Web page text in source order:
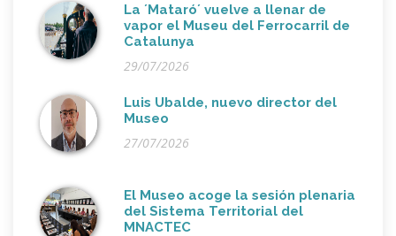
La ´Mataró´ vuelve a llenar de
vapor el Museu del Ferrocarril de
Catalunya
29/07/2026
Luis Ubalde, nuevo director del
Museo
27/07/2026
El Museo acoge la sesión plenaria
del Sistema Territorial del
MNACTEC